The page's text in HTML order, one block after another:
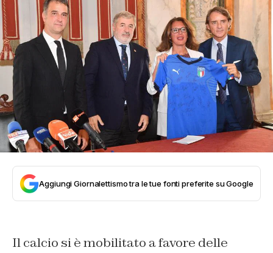
Aggiungi Giornalettismo tra le tue fonti preferite su Google
Il calcio si è mobilitato a favore delle